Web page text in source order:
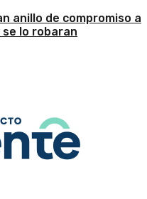
anillo de compromiso a
se lo robaran